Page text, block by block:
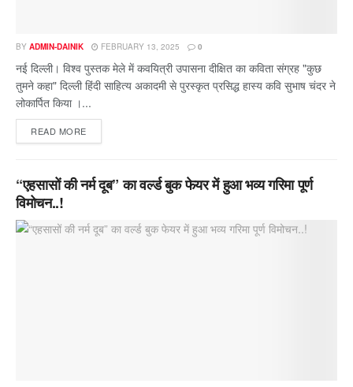
BY ADMIN-DAINIK FEBRUARY 13, 2025 0
नई दिल्ली। विश्व पुस्तक मेले में कवयित्री उपासना दीक्षित का कविता संग्रह "कुछ
तुमने कहा" दिल्ली हिंदी साहित्य अकादमी से पुरस्कृत प्रसिद्ध हास्य कवि सुभाष चंदर ने
लोकार्पित किया ।...
READ MORE
“एहसासों की नर्म दूब” का वर्ल्ड बुक फेयर में हुआ भव्य गरिमा पूर्ण
विमोचन..!